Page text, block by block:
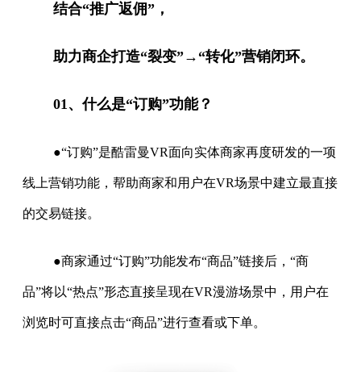
结合“推广返佣”，
助力商企打造“裂变”→“转化”营销闭环。
01、什么是“订购”功能？
●“订购”是酷雷曼VR面向实体商家再度研发的一项
线上营销功能，帮助商家和用户在VR场景中建立最直接
的交易链接。
●商家通过“订购”功能发布“商品”链接后，“商
品”将以“热点”形态直接呈现在VR漫游场景中，用户在
浏览时可直接点击“商品”进行查看或下单。